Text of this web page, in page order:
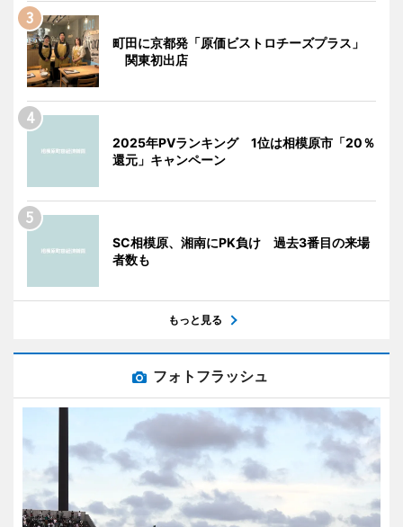
町田に京都発「原価ビストロチーズプラス」
関東初出店
2025年PVランキング 1位は相模原市「20％
還元」キャンペーン
SC相模原、湘南にPK負け 過去3番目の来場
者数も
もっと見る
フォトフラッシュ